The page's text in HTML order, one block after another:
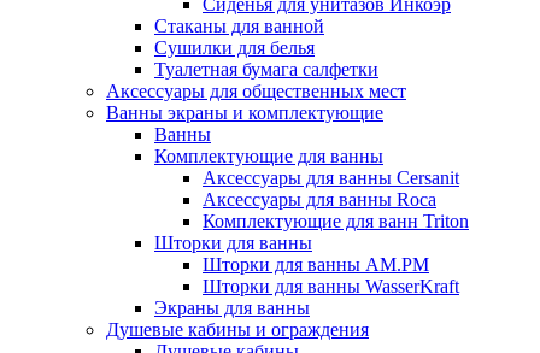
Сиденья для унитазов Инкоэр
Стаканы для ванной
Сушилки для белья
Туалетная бумага салфетки
Аксессуары для общественных мест
Ванны экраны и комплектующие
Ванны
Комплектующие для ванны
Аксессуары для ванны Cersanit
Аксессуары для ванны Roca
Комплектующие для ванн Triton
Шторки для ванны
Шторки для ванны AM.PM
Шторки для ванны WasserKraft
Экраны для ванны
Душевые кабины и ограждения